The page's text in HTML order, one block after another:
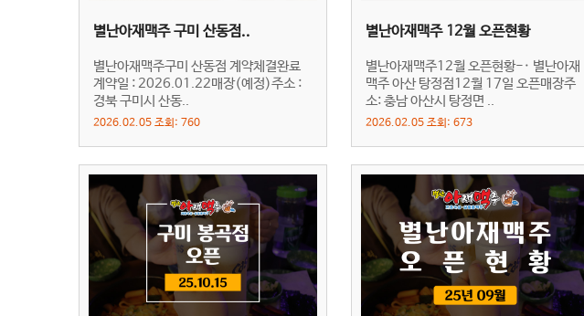
별난아재맥주 구미 산동점..
별난아재맥주구미 산동점 계약체결완료
계약일 : 2026.01.22매장(예정)주소 :
경북 구미시 산동..
2026.02.05 조회: 760
별난아재맥주 12월 오픈현황
별난아재맥주12월 오픈현황-· 별난아재
맥주 아산 탕정점12월 17일 오픈매장주
소: 충남 아산시 탕정면 ..
2026.02.05 조회: 673